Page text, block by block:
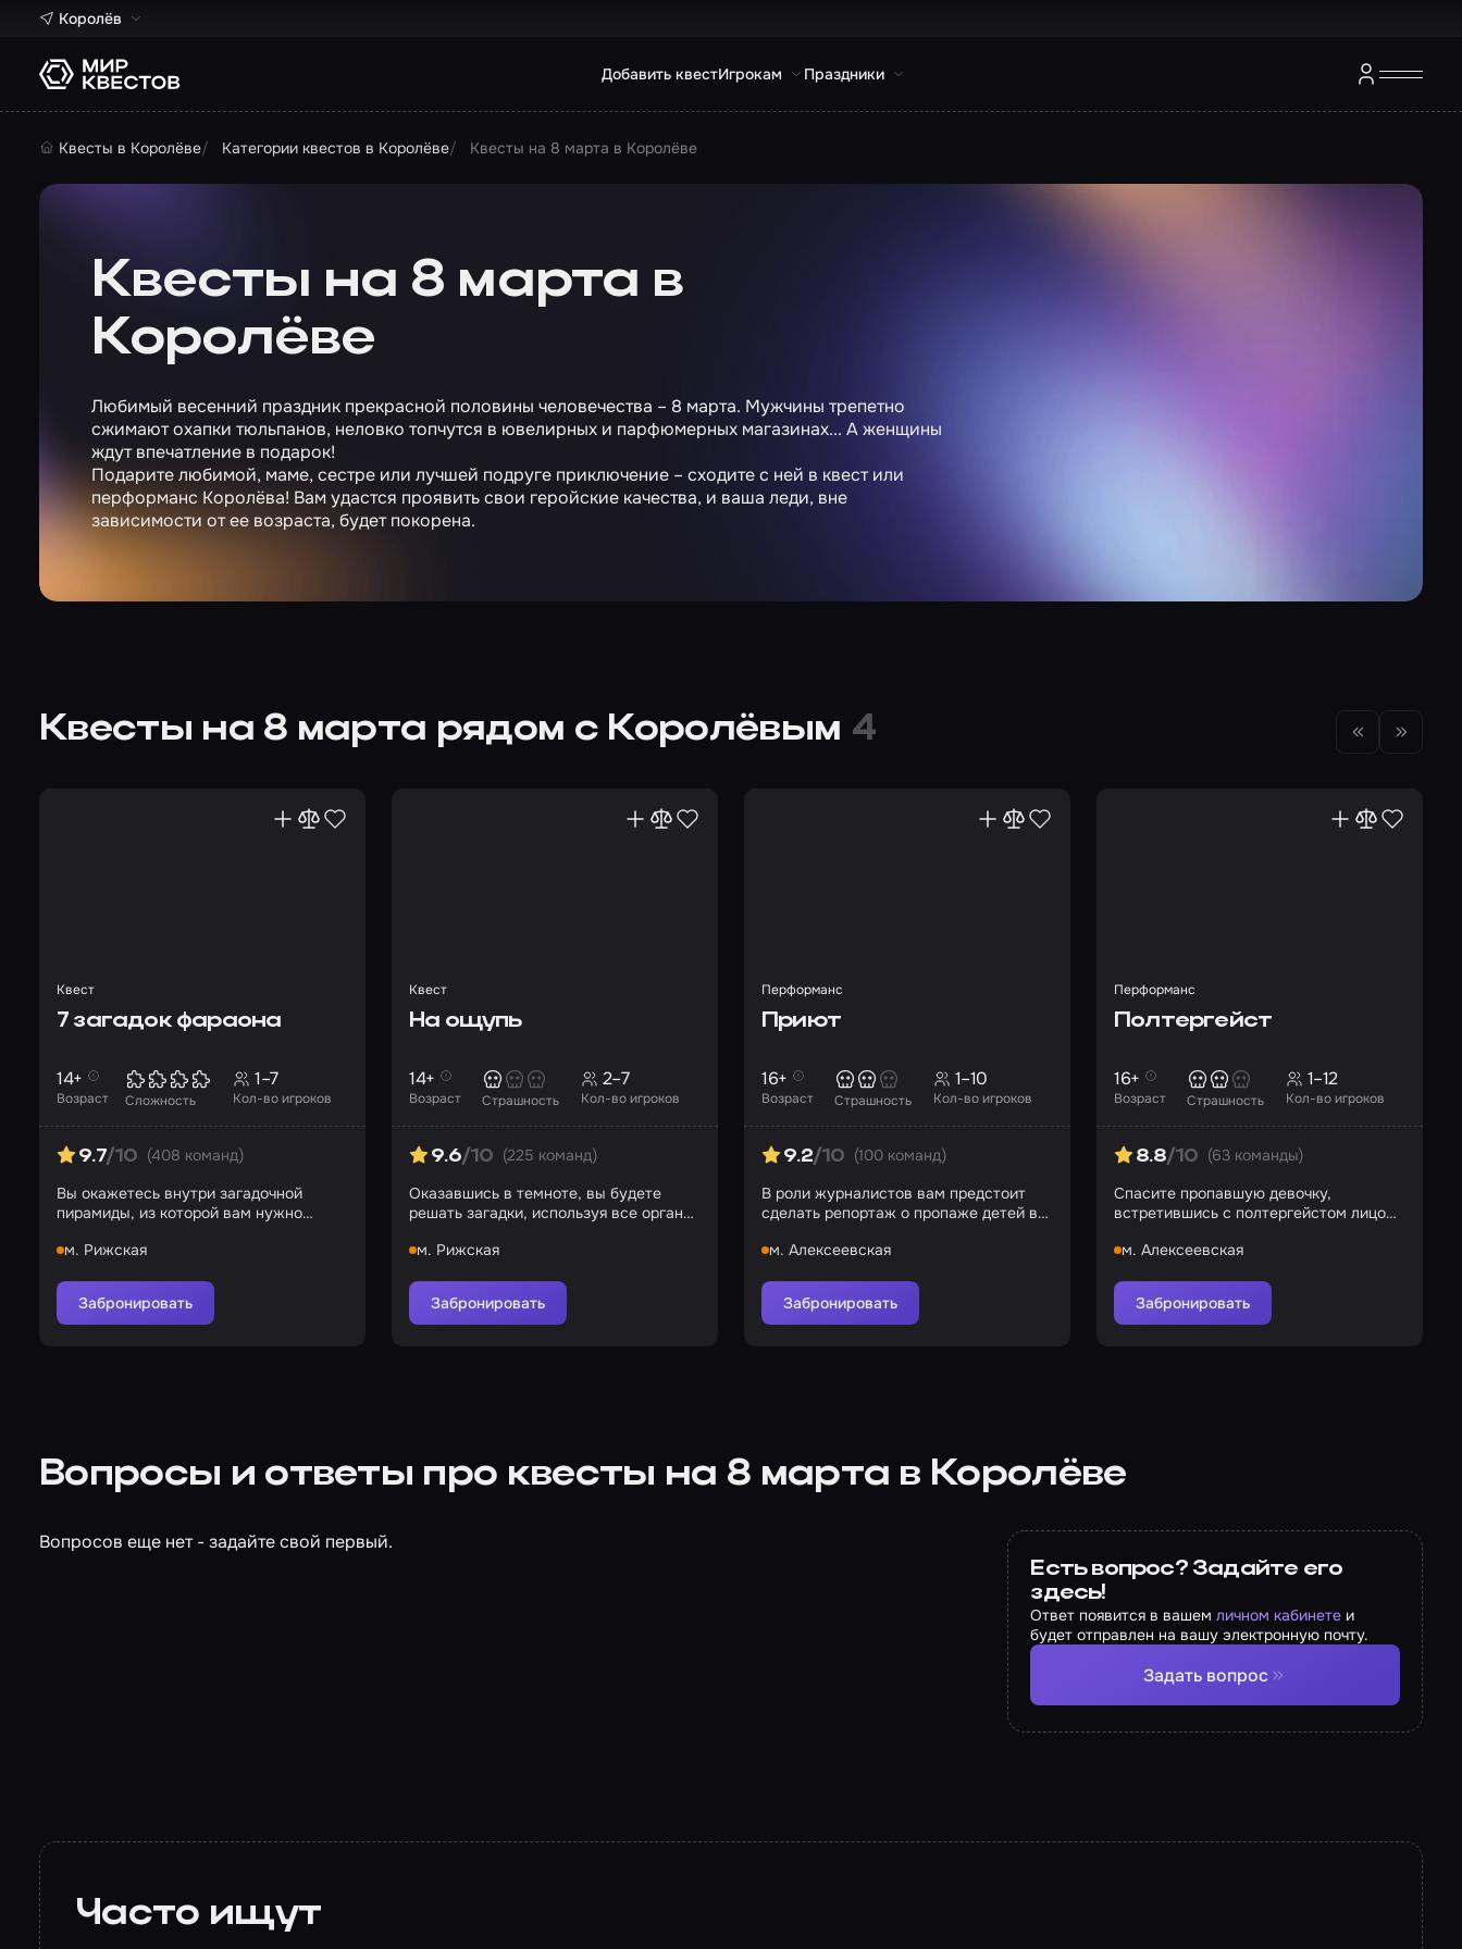
Королёв
Добавить квестИгрокам Праздники
Квесты в Королёве Категории квестов в Королёве Квесты на 8 марта в Королёве
Квесты на 8 марта в
Королёве
Любимый весенний праздник прекрасной половины человечества – 8 марта. Мужчины трепетно
сжимают охапки тюльпанов, неловко топчутся в ювелирных и парфюмерных магазинах... А женщины
ждут впечатление в подарок!
Подарите любимой, маме, сестре или лучшей подруге приключение – сходите с ней в квест или
перформанс Королёва! Вам удастся проявить свои геройские качества, и ваша леди, вне
зависимости от ее возраста, будет покорена.
Квесты на 8 марта рядом с Королёвым 4
Квест
7 загадок фараона
Возраст
14+
Сложность Кол-во игроков
1–7
9.7/10 (408 команд)
Вы окажетесь внутри загадочной
пирамиды, из которой вам нужно
м. Рижская
Забронировать
Квест
На ощупь
Возраст
14+
Страшность Кол-во игроков
2–7
9.6/10 (225 команд)
Оказавшись в темноте, вы будете
решать загадки, используя все органы
м. Рижская
Забронировать
Перформанс
Приют
Возраст
16+
Страшность Кол-во игроков
1–10
9.2/10 (100 команд)
В роли журналистов вам предстоит
сделать репортаж о пропаже детей в
м. Алексеевская
Забронировать
Перформанс
Полтергейст
Возраст
16+
Страшность Кол-во игроков
1–12
8.8/10 (63 команды)
Спасите пропавшую девочку,
встретившись с полтергейстом лицом
м. Алексеевская
Забронировать
Вопросы и ответы про квесты на 8 марта в Королёве
Вопросов еще нет - задайте свой первый.
Есть вопрос? Задайте его
здесь!
Ответ появится в вашемличном кабинете и
будет отправлен на вашу электронную почту.
Задать вопрос
Часто ищут